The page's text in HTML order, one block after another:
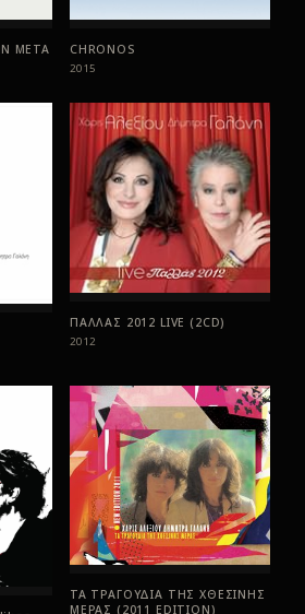
ΜΕΤΑ CHRONOS
2015
ΠΑΛΛΑΣ 2012 LIVE (2CD)
2012
ΤΑ ΤΡΑΓΟΥΔΙΑ ΤΗΣ ΧΘΕΣΙΝΗΣ
ΜΕΡΑΣ (2011 EDITION)